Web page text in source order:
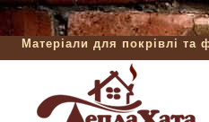
Матеріали для покрівлі